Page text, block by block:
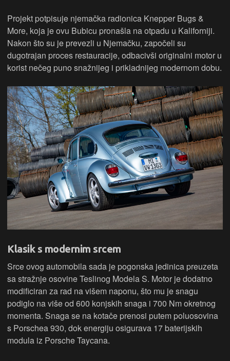
Projekt potpisuje njemačka radionica Knepper Bugs &
More, koja je ovu Bubicu pronašla na otpadu u Kaliforniji.
Nakon što su je prevezli u Njemačku, započeli su
dugotrajan proces restauracije, odbacivši originalni motor u
korist nečeg puno snažnijeg i prikladnijeg modernom dobu.
Klasik s modernim srcem
Srce ovog automobila sada je pogonska jedinica preuzeta
sa stražnje osovine Teslinog Modela S. Motor je dodatno
modificiran za rad na višem naponu, što mu je snagu
podiglo na više od 600 konjskih snaga i 700 Nm okretnog
momenta. Snaga se na kotače prenosi putem poluosovina
s Porschea 930, dok energiju osigurava 17 baterijskih
modula iz Porsche Taycana.